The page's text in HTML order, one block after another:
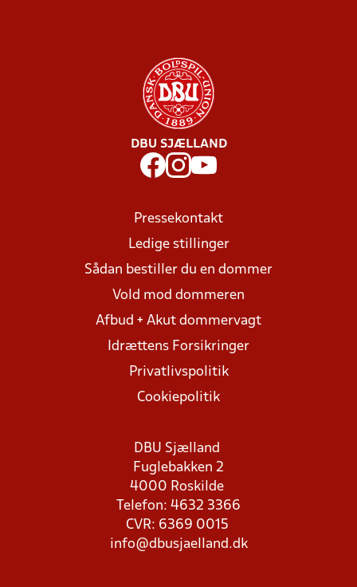
DBU SJÆLLAND
Pressekontakt
Ledige stillinger
Sådan bestiller du en dommer
Vold mod dommeren
Afbud + Akut dommervagt
Idrættens Forsikringer
Privatlivspolitik
Cookiepolitik
DBU Sjælland
Fuglebakken 2
4000 Roskilde
Telefon: 4632 3366
CVR: 6369 0015
info@dbusjaelland.dk